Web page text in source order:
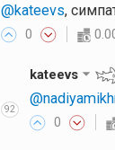
@kateevs,
0
92
kateevs
0